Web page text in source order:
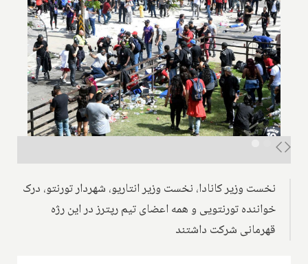
نخست وزیر کانادا، نخست وزیر انتاریو، شهردار تورنتو، درک
خواننده تورنتویی و همه اعضای تیم رپترز در این رژه
قهرمانی شرکت داشتند